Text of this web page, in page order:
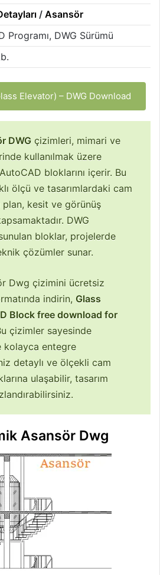
/ Asansör
Programı, DWG Sürümü
Elevator) – DWG Download
DWG çizimleri, mimari ve
kullanılmak üzere
bloklarını içerir. Bu
ölçü ve tasarımlardaki cam
plan, kesit ve görünüş
DWG
bloklar, projelerde
çözümler sunar.
Dwg çizimini ücretsiz
indirin, Glass
Block free download for
çizimler sayesinde
kolayca entegre
detaylı ve ölçekli cam
ulaşabilir, tasarım
Asansör Dwg